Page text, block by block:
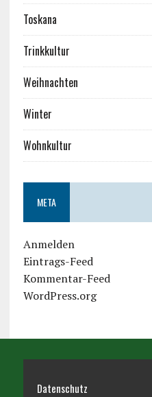
Toskana
Trinkkultur
Weihnachten
Winter
Wohnkultur
META
Anmelden
Eintrags-Feed
Kommentar-Feed
WordPress.org
Datenschutz